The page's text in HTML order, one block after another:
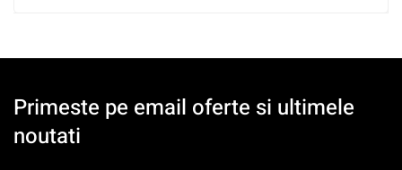
Primeste pe email oferte si ultimele
noutati